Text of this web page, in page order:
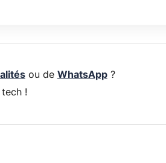
ou de WhatsApp?
!